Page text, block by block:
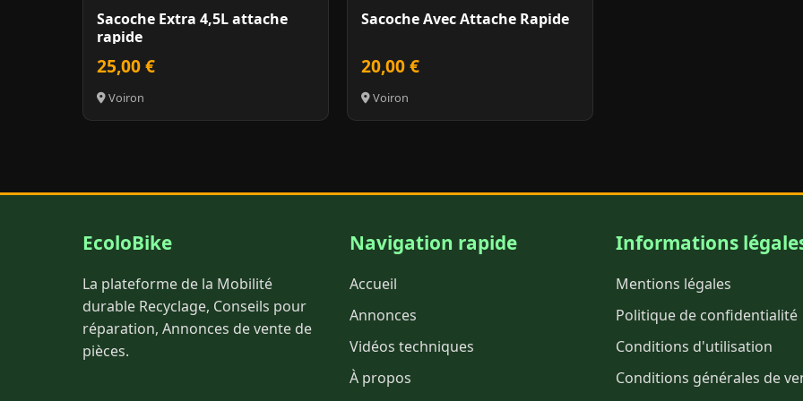
Sacoche Extra 4,5L attache
rapide
25,00 €
Voiron
Sacoche Avec Attache Rapide
20,00 €
Voiron
EcoloBike
La plateforme de la Mobilité
durable Recyclage, Conseils pour
réparation, Annonces de vente de
pièces.
Navigation rapide
Accueil
Annonces
Vidéos techniques
À propos
Informations
Mentions légales
Politique de confidentialité
Conditions d'utilisation
Conditions générales de